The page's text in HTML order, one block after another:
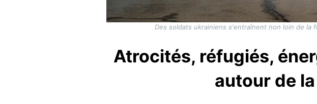
Des soldats ukrainiens s'entraînent non loin de la
Atrocités, réfugiés,
autour de